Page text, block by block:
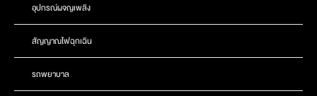
อุปกรณ์ผจญเพลิง
สัญญาณไฟฉุกเฉิน
รถพยาบาล